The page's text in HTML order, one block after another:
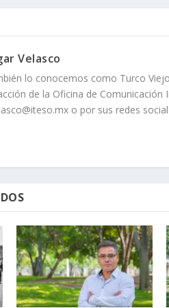
Velasco
lo conocemos como Turco
de la Oficina de
o por sus redes